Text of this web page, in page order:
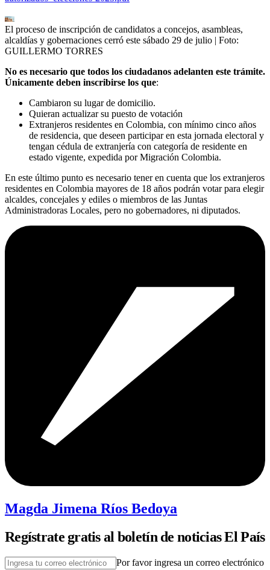
El proceso de inscripción de candidatos a concejos, asambleas,
alcaldías y gobernaciones cerró este sábado 29 de julio | Foto:
GUILLERMO TORRES
No es necesario que todos los ciudadanos adelanten este trámite.
Únicamente deben inscribirse los que:
Cambiaron su lugar de domicilio.
Quieran actualizar su puesto de votación
Extranjeros residentes en Colombia, con mínimo cinco años
de residencia, que deseen participar en esta jornada electoral y
tengan cédula de extranjería con categoría de residente en
estado vigente, expedida por Migración Colombia.
En este último punto es necesario tener en cuenta que los extranjeros
residentes en Colombia mayores de 18 años podrán votar para elegir
alcaldes, concejales y ediles o miembros de las Juntas
Administradoras Locales, pero no gobernadores, ni diputados.
Magda Jimena Ríos Bedoya
Regístrate gratis al boletín de noticias El País
Por favor ingresa un correo electrónico